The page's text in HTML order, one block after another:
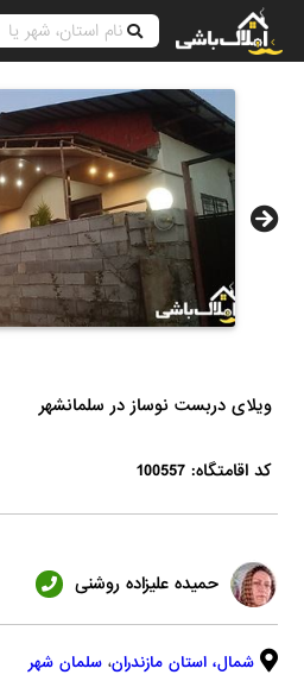
ویلای دربست نوساز در سلمانشهر
کد اقامتگاه: 100557
حمیده علیزاده روشنی
شمال، استان مازندران، سلمان شهر